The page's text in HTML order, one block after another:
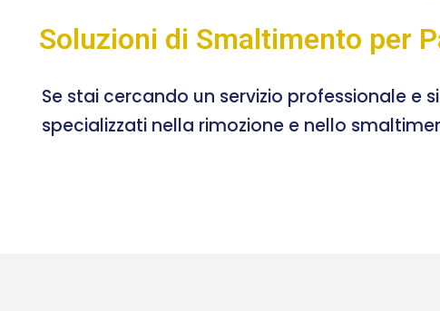
Soluzioni di Smaltimento per
Se stai cercando un servizio professionale
specializzati nella rimozione e nello